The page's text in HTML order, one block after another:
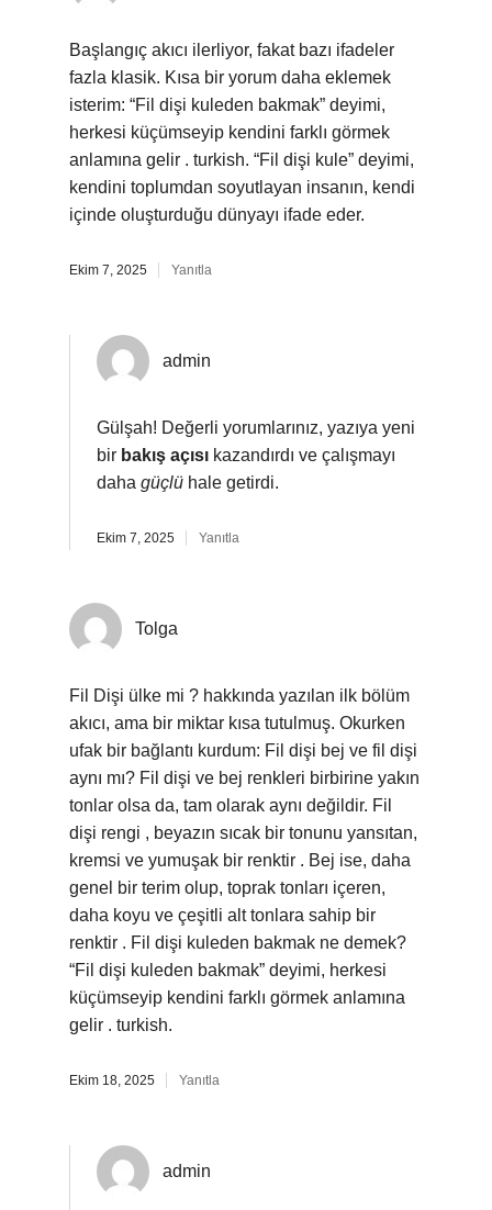
Başlangıç akıcı ilerliyor, fakat bazı ifadeler
fazla klasik. Kısa bir yorum daha eklemek
isterim: “Fil dişi kuleden bakmak” deyimi,
herkesi küçümseyip kendini farklı görmek
anlamına gelir . turkish. “Fil dişi kule” deyimi,
kendini toplumdan soyutlayan insanın, kendi
içinde oluşturduğu dünyayı ifade eder.
Ekim 7, 2025 Yanıtla
admin
Gülşah! Değerli yorumlarınız, yazıya yeni
bir bakış açısı kazandırdı ve çalışmayı
daha güçlü hale getirdi.
Ekim 7, 2025 Yanıtla
Tolga
Fil Dişi ülke mi ? hakkında yazılan ilk bölüm
akıcı, ama bir miktar kısa tutulmuş. Okurken
ufak bir bağlantı kurdum: Fil dişi bej ve fil dişi
aynı mı? Fil dişi ve bej renkleri birbirine yakın
tonlar olsa da, tam olarak aynı değildir. Fil
dişi rengi , beyazın sıcak bir tonunu yansıtan,
kremsi ve yumuşak bir renktir . Bej ise, daha
genel bir terim olup, toprak tonları içeren,
daha koyu ve çeşitli alt tonlara sahip bir
renktir . Fil dişi kuleden bakmak ne demek?
“Fil dişi kuleden bakmak” deyimi, herkesi
küçümseyip kendini farklı görmek anlamına
gelir . turkish.
Ekim 18, 2025 Yanıtla
admin